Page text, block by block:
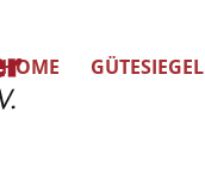
HOME GÜTESIEGEL